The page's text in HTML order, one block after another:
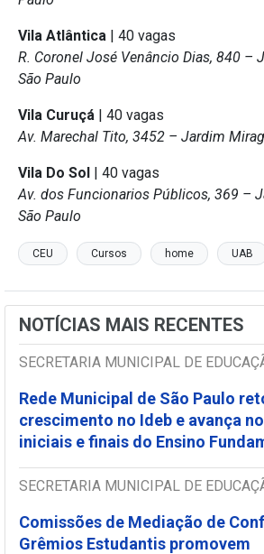
Vila Atlântica | 40 vagas
R. Coronel José Venâncio Dias, 840 –
São Paulo
Vila Curuçá | 40 vagas
Av. Marechal Tito, 3452 – Jardim
Vila Do Sol | 40 vagas
Av. dos Funcionarios Públicos, 369 –
São Paulo
CEU Cursos home UAB
NOTÍCIAS MAIS RECENTES
SECRETARIA MUNICIPAL DE
Rede Municipal de São Paulo
crescimento no Ideb e avança
iniciais e finais do Ensino
SECRETARIA MUNICIPAL DE
Comissões de Mediação de
Grêmios Estudantis promovem